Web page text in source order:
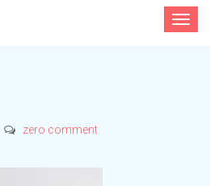
Toggle
zero comment